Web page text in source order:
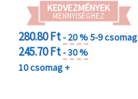
KEDVEZMÉNYEK
MENNYISÉGHEZ
280.80 Ft- 20 %5-9 csomag
245.70 Ft- 30 %
10 csomag +